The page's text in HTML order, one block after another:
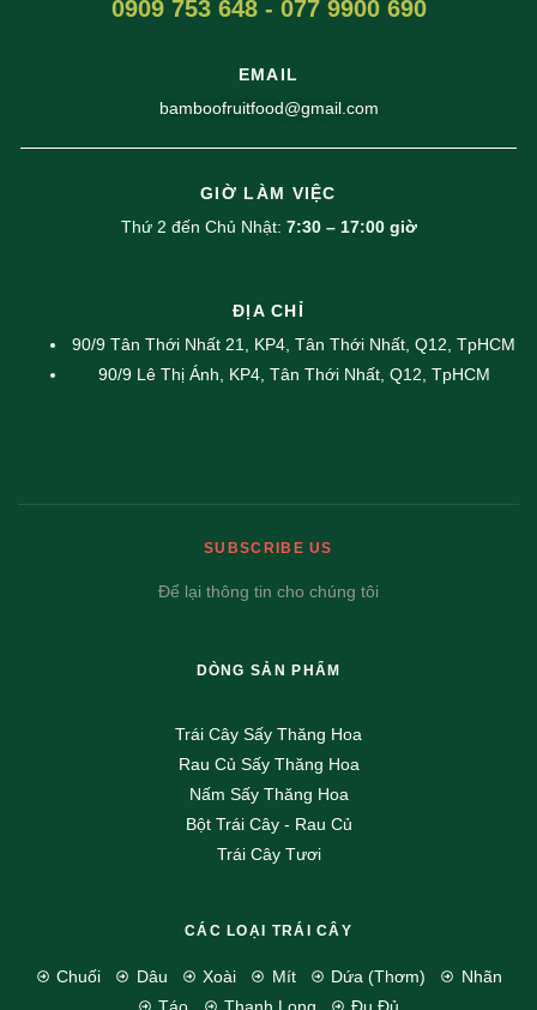
0909 753 648 - 077 9900 690
EMAIL
bamboofruitfood@gmail.com
GIỜ LÀM VIỆC
Thứ 2 đến Chủ Nhật: 7:30 – 17:00 giờ
ĐỊA CHỈ
90/9 Tân Thới Nhất 21, KP4, Tân Thới Nhất, Q12, TpHCM
90/9 Lê Thị Ánh, KP4, Tân Thới Nhất, Q12, TpHCM
SUBSCRIBE US
Để lại thông tin cho chúng tôi
DÒNG SẢN PHẨM
Trái Cây Sấy Thăng Hoa
Rau Củ Sấy Thăng Hoa
Nấm Sấy Thăng Hoa
Bột Trái Cây - Rau Củ
Trái Cây Tươi
CÁC LOẠI TRÁI CÂY
Chuối Dâu Xoài Mít Dứa (Thơm)
Nhãn
Táo
Thanh Long Đu Đủ